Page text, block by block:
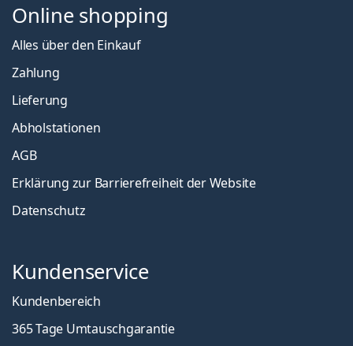
Online shopping
Alles über den Einkauf
Zahlung
Lieferung
Abholstationen
AGB
Erklärung zur Barrierefreiheit der Website
Datenschutz
Kundenservice
Kundenbereich
365 Tage Umtauschgarantie